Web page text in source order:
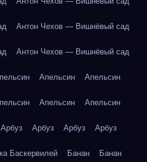
Антон Чехов — Вишнёвый сад
Антон Чехов — Вишнёвый сад
Апельсин Апельсин
Апельсин Апельсин
Арбуз Арбуз Арбуз Арбуз
Баскервилей Банан Банан